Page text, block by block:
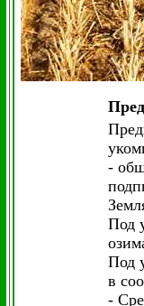
-
Под
Под
в
-